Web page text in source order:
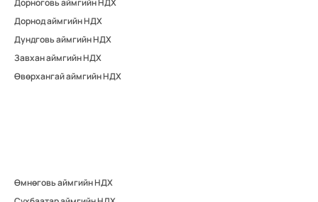
Дорноговь аймгийн НДХ
Дорнод аймгийн НДХ
Дундговь аймгийн НДХ
Завхан аймгийн НДХ
Өвөрхангай аймгийн НДХ
Өмнөговь аймгийн НДХ